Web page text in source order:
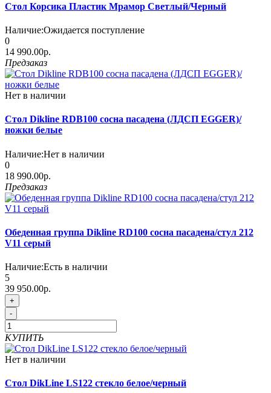
Стол Корсика Пластик Мрамор Светлый/Черный
Наличие:Ожидается поступление
0
14 990.00р.
Предзаказ
Нет в наличии
Стол Dikline RDB100 сосна пасадена (ЛДСП EGGER)/
ножки белые
Наличие:Нет в наличии
0
18 990.00р.
Предзаказ
Обеденная группа Dikline RD100 сосна пасадена/стул 212
V11 серый
Наличие:Есть в наличии
5
39 950.00р.
+
-
КУПИТЬ
Нет в наличии
Стол DikLine LS122 стекло белое/черный